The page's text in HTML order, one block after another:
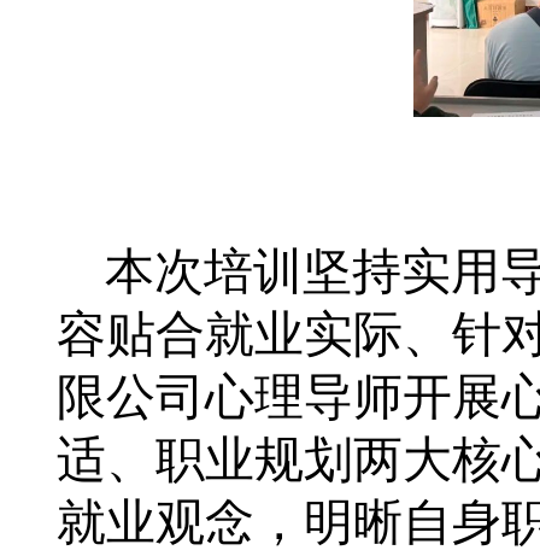
本次培训坚持实用
容贴合就业实际、针
限公司心理导师开展
适、职业规划两大核
就业观念，明晰自身